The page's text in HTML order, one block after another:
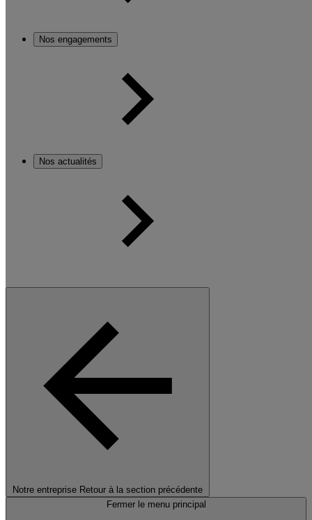
Nos engagements
Nos actualités
Notre entreprise Retour à la section précédente
Fermer le menu principal